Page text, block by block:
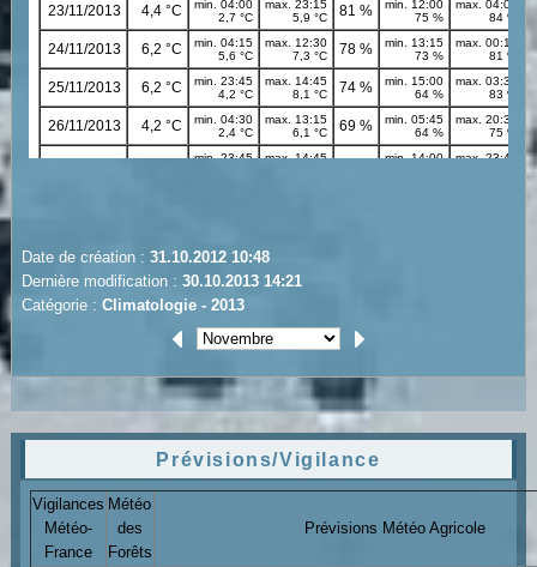
Date de création : 31.10.2012 10:48
Dernière modification : 30.10.2013 14:21
Catégorie : Climatologie - 2013
Prévisions/Vigilance
Vigilances
Météo-
France
Météo
des
Forêts
Prévisions Météo Agricole